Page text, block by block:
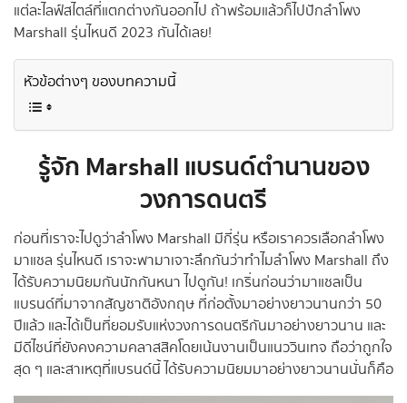
แต่ละไลฟ์สไตล์ที่แตกต่างกันออกไป ถ้าพร้อมแล้วก็ไปปักลำโพง
Marshall รุ่นไหนดี 2023 กันได้เลย!
หัวข้อต่างๆ ของบทความนี้
รู้จัก Marshall แบรนด์ตำนานของ
วงการดนตรี
ก่อนที่เราจะไปดูว่าลำโพง Marshall มีกี่รุ่น หรือเราควรเลือกลำโพง
มาแชล รุ่นไหนดี เราจะพามาเจาะลึกกันว่าทำไมลำโพง Marshall ถึง
ได้รับความนิยมกันนักกันหนา ไปดูกัน! เกริ่นก่อนว่ามาแชลเป็น
แบรนด์ที่มาจากสัญชาติอังกฤษ ที่ก่อตั้งมาอย่างยาวนานกว่า 50
ปีแล้ว และได้เป็นที่ยอมรับแห่งวงการดนตรีกันมาอย่างยาวนาน และ
มีดีไซน์ที่ยังคงความคลาสสิคโดยเน้นงานเป็นแนววินเทจ ถือว่าถูกใจ
สุด ๆ และสาเหตุที่แบรนด์นี้ ได้รับความนิยมมาอย่างยาวนานนั่นก็คือ